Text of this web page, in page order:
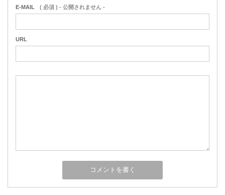
E-MAIL ( 必須 ) - 公開されません -
URL